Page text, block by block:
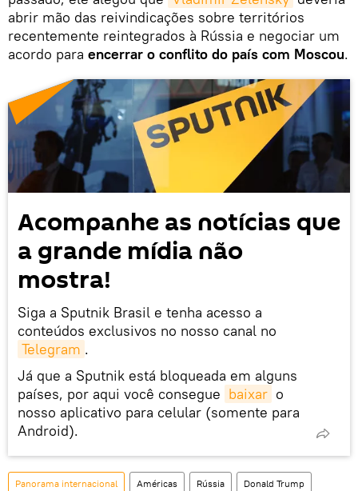
abrir mão das reivindicações sobre territórios
recentemente reintegrados à Rússia e negociar um
acordo para encerrar o conflito do país com Moscou.
Acompanhe as notícias que
a grande mídia não
mostra!
Siga a Sputnik Brasil e tenha acesso a
conteúdos exclusivos no nosso canal no
Telegram .
Já que a Sputnik está bloqueada em alguns
países, por aqui você consegue baixar o
nosso aplicativo para celular (somente para
Android).
Panorama internacional Américas Rússia Donald Trump